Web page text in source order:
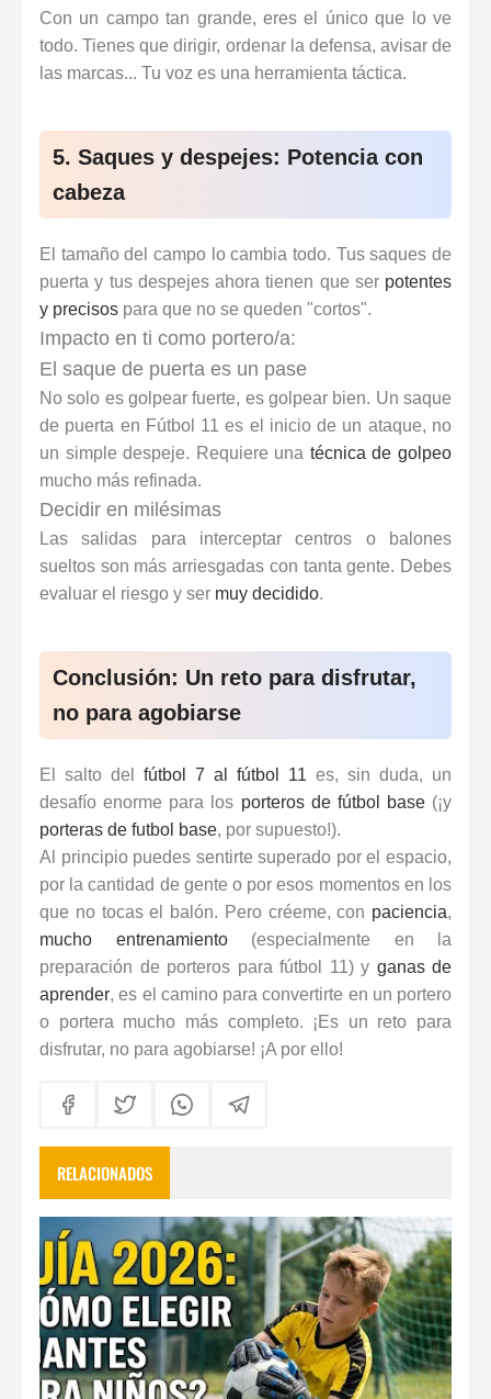
Con un campo tan grande, eres el único que lo ve
todo. Tienes que dirigir, ordenar la defensa, avisar de
las marcas... Tu voz es una herramienta táctica.
5. Saques y despejes: Potencia con
cabeza
El tamaño del campo lo cambia todo. Tus saques de
puerta y tus despejes ahora tienen que ser potentes
y precisos para que no se queden "cortos".
Impacto en ti como portero/a:
El saque de puerta es un pase
No solo es golpear fuerte, es golpear bien. Un saque
de puerta en Fútbol 11 es el inicio de un ataque, no
un simple despeje. Requiere una técnica de golpeo
mucho más refinada.
Decidir en milésimas
Las salidas para interceptar centros o balones
sueltos son más arriesgadas con tanta gente. Debes
evaluar el riesgo y ser muy decidido.
Conclusión: Un reto para disfrutar,
no para agobiarse
El salto del fútbol 7 al fútbol 11 es, sin duda, un
desafío enorme para los porteros de fútbol base(¡y
porteras de futbol base, por supuesto!).
Al principio puedes sentirte superado por el espacio,
por la cantidad de gente o por esos momentos en los
que no tocas el balón. Pero créeme, con paciencia,
mucho entrenamiento(especialmente en la
preparación de porteros para fútbol 11) y ganas de
aprender, es el camino para convertirte en un portero
o portera mucho más completo. ¡Es un reto para
disfrutar, no para agobiarse! ¡A por ello!
RELACIONADOS